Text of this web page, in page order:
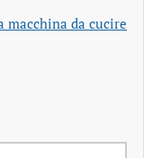
macchina da cucire